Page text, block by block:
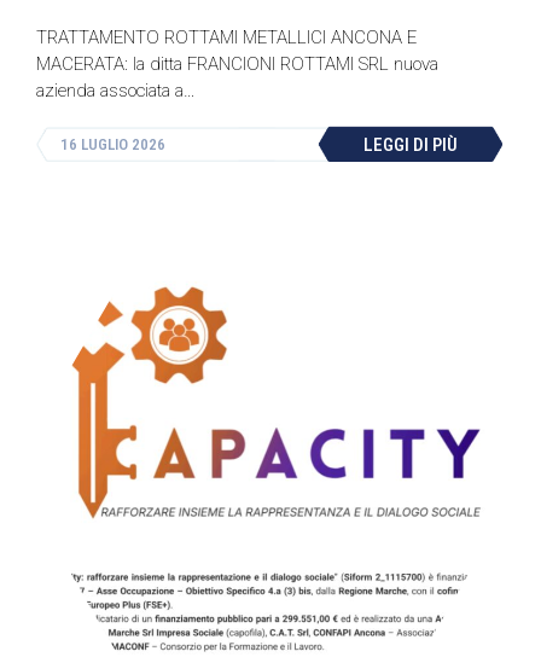
16 LUGLIO 2026
TRATTAMENTO ROTTAMI METALLICI ANCONA E
MACERATA: la ditta FRANCIONI ROTTAMI SRL nuova
azienda associata a…
LEGGI DI PIÙ